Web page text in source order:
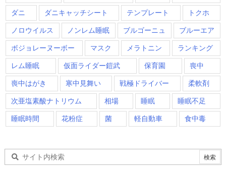
ダニ ダニキャッチシート テンプレート トクホ
ノロウイルス ノンレム睡眠 ブルゴーニュ ブルーエア
ボジョレーヌーボー マスク メラトニン ランキング
レム睡眠 仮面ライダー鎧武 保育園 喪中
喪中はがき 寒中見舞い 戦極ドライバー 柔軟剤
次亜塩素酸ナトリウム 相場 睡眠 睡眠不足
睡眠時間 花粉症 菌 軽自動車 食中毒